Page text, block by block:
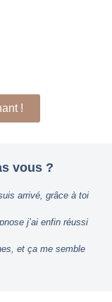
!
vous ?
arrivé, grâce à toi
j’ai enfin réussi
et ça me semble